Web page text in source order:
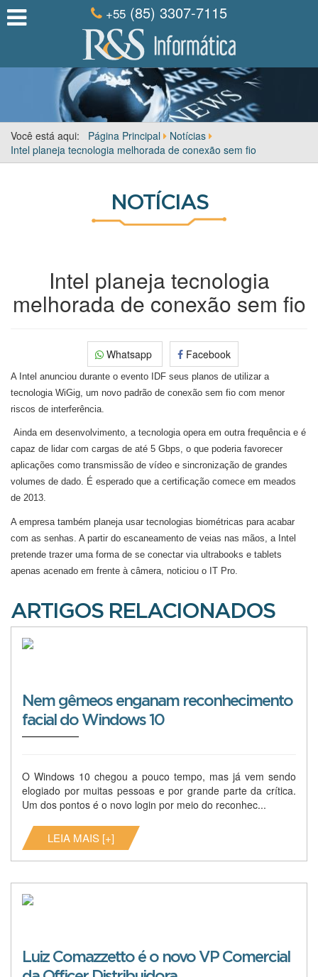
+55 (85) 3307-7115
Você está aqui: Página Principal
Notícias
Intel planeja tecnologia melhorada de conexão sem fio
NOTÍCIAS
Intel planeja tecnologia
melhorada de conexão sem fio
Whatsapp Facebook
A Intel anunciou durante o evento IDF seus planos de utilizar a
tecnologia WiGig, um novo padrão de conexão sem fio com menor
riscos de interferência.
Ainda em desenvolvimento, a tecnologia opera em outra frequência e é
capaz de lidar com cargas de até 5 Gbps, o que poderia favorecer
aplicações como transmissão de vídeo e sincronização de grandes
volumes de dado. É esperado que a certificação comece em meados
de 2013.
A empresa também planeja usar tecnologias biométricas para acabar
com as senhas. A partir do escaneamento de veias nas mãos, a Intel
pretende trazer uma forma de se conectar via ultrabooks e tablets
apenas acenado em frente à câmera, noticiou o IT Pro.
ARTIGOS RELACIONADOS
Nem gêmeos enganam reconhecimento
facial do Windows 10
O Windows 10 chegou a pouco tempo, mas já vem sendo
elogiado por muitas pessoas e por grande parte da crítica.
Um dos pontos é o novo login por meio do reconhec...
LEIA MAIS [+]
Luiz Comazzetto é o novo VP Comercial